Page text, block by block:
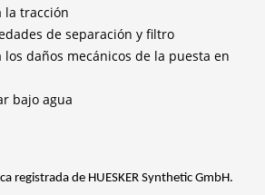
la tracción
de separación y filtro
daños mecánicos de la puesta en
bajo agua
registrada de HUESKER Synthetic GmbH.